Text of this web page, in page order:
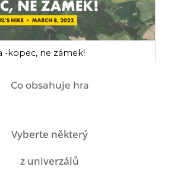
Co obsahuje hra
Vyberte některý
z univerzálů